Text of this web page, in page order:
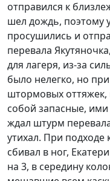
отправился к
шел дождь, поэтому
просушились и
перевала
для лагеря, из-за
было нелегко, но
штормовых
собой запасные,
ждал штурм
утихал. При подходе
сбивал в ног,
на 3, в середину